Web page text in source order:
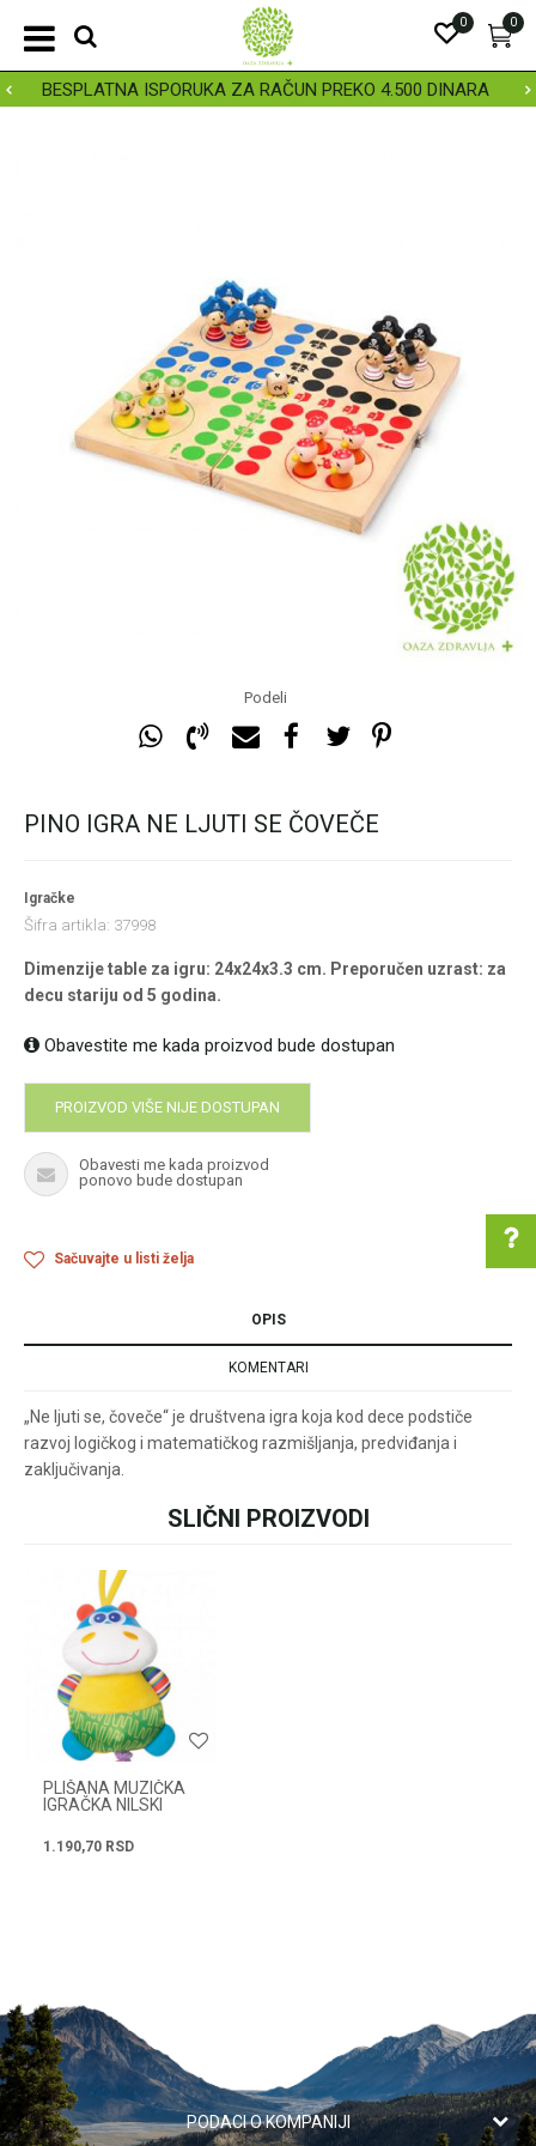
BESPLATNA ISPORUKA ZA RAČUN PREKO 4.500 DINARA
0
0
Podeli
PINO IGRA NE LJUTI SE ČOVEČE
Igračke
Šifra artikla: 37998
Dimenzije table za igru: 24x24x3.3 cm. Preporučen uzrast: za
decu stariju od 5 godina.
Obavestite me kada proizvod bude dostupan
PROIZVOD VIŠE NIJE DOSTUPAN
Obavesti me kada proizvod
ponovo bude dostupan
Sačuvajte u listi želja
Pomoć pri kupovini
Za više informacija u
customers@oazazdrav
OPIS
KOMENTARI
„Ne ljuti se, čoveče“ je društvena igra koja kod dece podstiče
razvoj logičkog i matematičkog razmišljanja, predviđanja i
zaključivanja.
Poruka
SLIČNI PROIZVODI
PLIŠANA MUZIČKA
IGRAČKA NILSKI
1.190,70 RSD
PODACI O KOMPANIJI